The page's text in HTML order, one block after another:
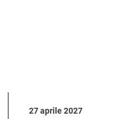
27 aprile 2027